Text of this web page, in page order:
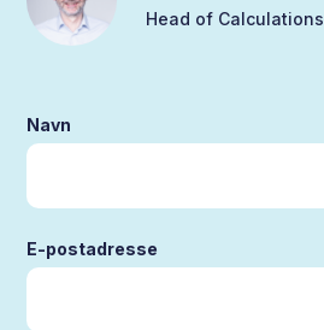
Head of Calculations
Navn
E-postadresse